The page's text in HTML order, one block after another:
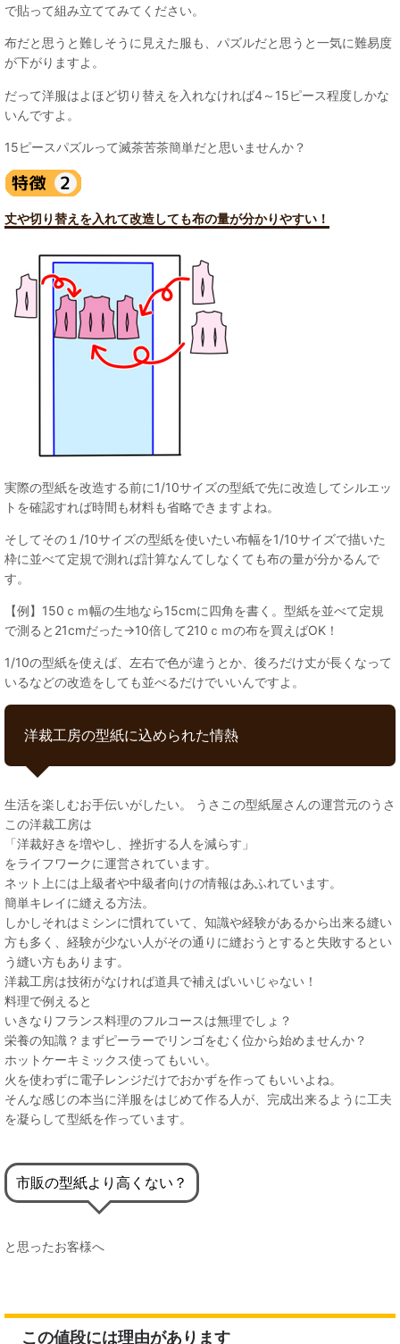
で貼って組み立ててみてください。
布だと思うと難しそうに見えた服も、パズルだと思うと一気に難易度
が下がりますよ。
だって洋服はよほど切り替えを入れなければ4～15ピース程度しかな
いんですよ。
15ピースパズルって滅茶苦茶簡単だと思いませんか？
丈や切り替えを入れて改造しても布の量が分かりやすい！
実際の型紙を改造する前に1/10サイズの型紙で先に改造してシルエッ
トを確認すれば時間も材料も省略できますよね。
そしてその１/10サイズの型紙を使いたい布幅を1/10サイズで描いた
枠に並べて定規で測れば計算なんてしなくても布の量が分かるんで
す。
【例】150ｃｍ幅の生地なら15cmに四角を書く。型紙を並べて定規
で測ると21cmだった→10倍して210ｃｍの布を買えばOK！
1/10の型紙を使えば、左右で色が違うとか、後ろだけ丈が長くなって
いるなどの改造をしても並べるだけでいいんですよ。
洋裁工房の型紙に込められた情熱
生活を楽しむお手伝いがしたい。 うさこの型紙屋さんの運営元のうさ
この洋裁工房は
「洋裁好きを増やし、挫折する人を減らす」
をライフワークに運営されています。
ネット上には上級者や中級者向けの情報はあふれています。
簡単キレイに縫える方法。
しかしそれはミシンに慣れていて、知識や経験があるから出来る縫い
方も多く、経験が少ない人がその通りに縫おうとすると失敗するとい
う縫い方もあります。
洋裁工房は技術がなければ道具で補えばいいじゃない！
料理で例えると
いきなりフランス料理のフルコースは無理でしょ？
栄養の知識？まずピーラーでリンゴをむく位から始めませんか？
ホットケーキミックス使ってもいい。
火を使わずに電子レンジだけでおかずを作ってもいいよね。
そんな感じの本当に洋服をはじめて作る人が、完成出来るように工夫
を凝らして型紙を作っています。
市販の型紙より高くない？
と思ったお客様へ
この値段には理由があります